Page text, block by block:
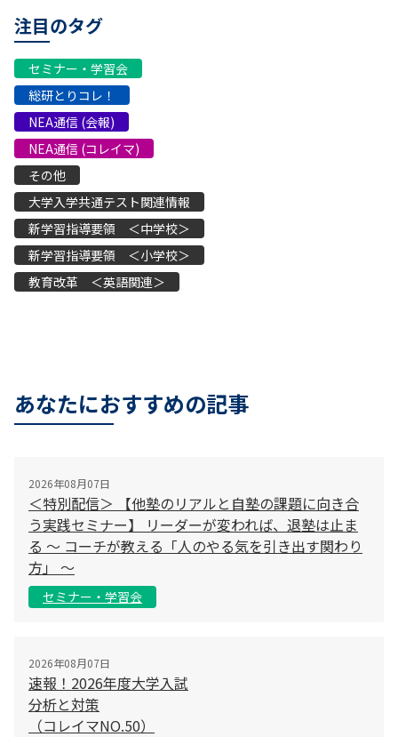
注目のタグ
セミナー・学習会
総研とりコレ！
NEA通信 (会報)
NEA通信 (コレイマ)
その他
大学入学共通テスト関連情報
新学習指導要領 ＜中学校＞
新学習指導要領 ＜小学校＞
教育改革 ＜英語関連＞
あなたにおすすめの記事
2026年08月07日
＜特別配信＞ 【他塾のリアルと自塾の課題に向き合
う実践セミナー】 リーダーが変われば、退塾は止ま
る 〜 コーチが教える「人のやる気を引き出す関わり
方」 〜
セミナー・学習会
2026年08月07日
速報！2026年度大学入試
分析と対策
（コレイマNO.50）